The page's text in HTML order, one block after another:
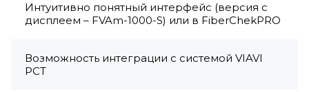
Интуитивно понятный интерфейс (версия с
дисплеем – FVAm-1000-S) или в FiberChekPRO
Возможность интеграции с системой VIAVI
PCT